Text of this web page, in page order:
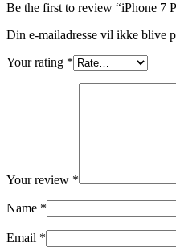
Be the first to review “iPhone
Din e-mailadresse vil ikke blive
Your rating *
Your review *
Name *
Email *